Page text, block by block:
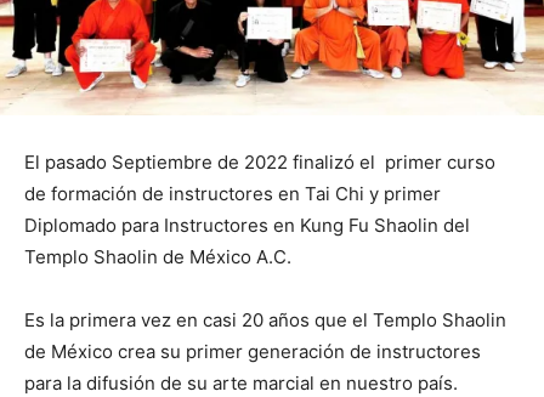
El pasado Septiembre de 2022 finalizó el primer curso
de formación de instructores en Tai Chi y primer
Diplomado para Instructores en Kung Fu Shaolin del
Templo Shaolin de México A.C.
Es la primera vez en casi 20 años que el Templo Shaolin
de México crea su primer generación de instructores
para la difusión de su arte marcial en nuestro país.